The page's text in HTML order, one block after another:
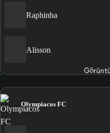
Raphinha
Alisson
Olympiacos FC